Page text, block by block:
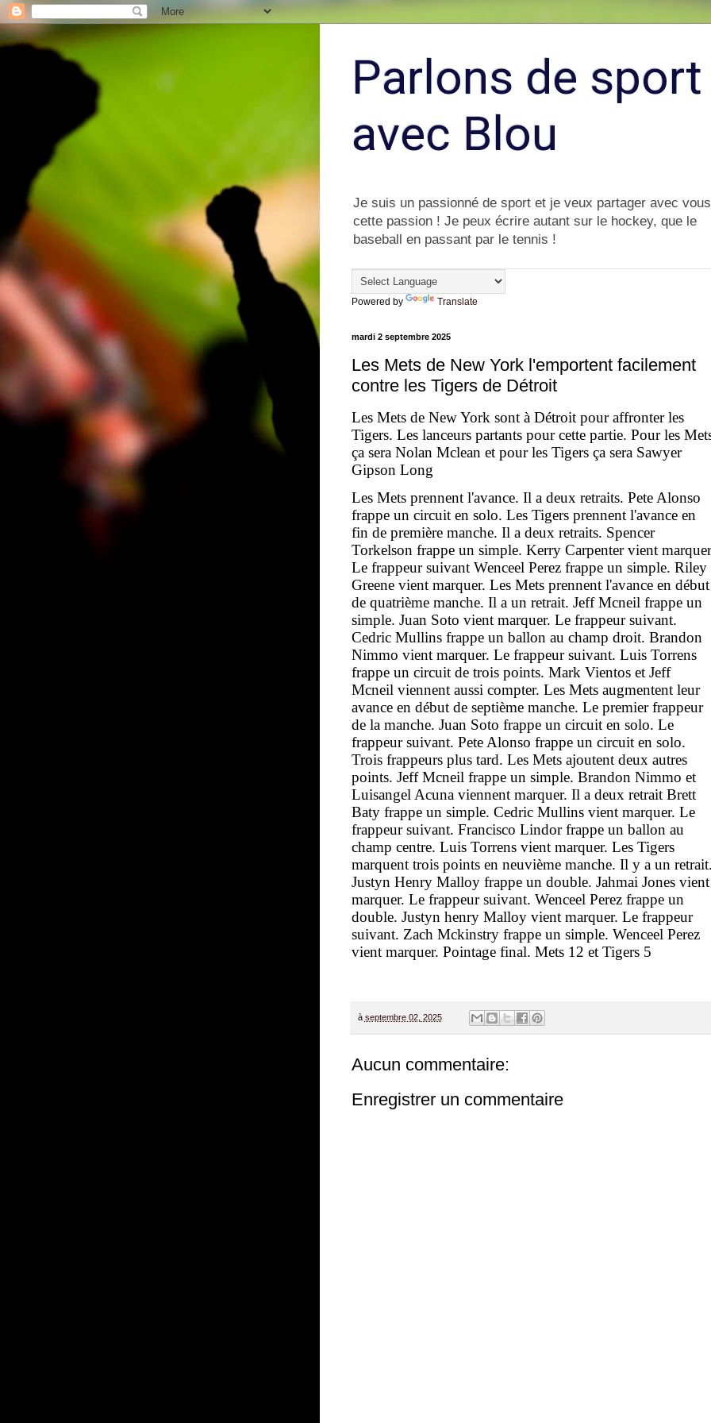
Parlons de sport
avec Blou
Je suis un passionné de sport et je veux partager avec vous
cette passion ! Je peux écrire autant sur le hockey, que le
baseball en passant par le tennis !
Powered by Translate
mardi 2 septembre 2025
Les Mets de New York l'emportent facilement
contre les Tigers de Détroit
Les Mets de New York sont à Détroit pour affronter les
Tigers. Les lanceurs partants pour cette partie. Pour les
ça sera Nolan Mclean et pour les Tigers ça sera Sawyer
Gipson Long
Les Mets prennent l'avance. Il a deux retraits. Pete Alonso
frappe un circuit en solo. Les Tigers prennent l'avance en
fin de première manche. Il a deux retraits. Spencer
Torkelson frappe un simple. Kerry Carpenter vient
Le frappeur suivant Wenceel Perez frappe un simple. Riley
Greene vient marquer. Les Mets prennent l'avance en début
de quatrième manche. Il a un retrait. Jeff Mcneil frappe un
simple. Juan Soto vient marquer. Le frappeur suivant.
Cedric Mullins frappe un ballon au champ droit. Brandon
Nimmo vient marquer. Le frappeur suivant. Luis Torrens
frappe un circuit de trois points. Mark Vientos et Jeff
Mcneil viennent aussi compter. Les Mets augmentent leur
avance en début de septième manche. Le premier frappeur
de la manche. Juan Soto frappe un circuit en solo. Le
frappeur suivant. Pete Alonso frappe un circuit en solo.
Trois frappeurs plus tard. Les Mets ajoutent deux autres
points. Jeff Mcneil frappe un simple. Brandon Nimmo et
Luisangel Acuna viennent marquer. Il a deux retrait Brett
Baty frappe un simple. Cedric Mullins vient marquer. Le
frappeur suivant. Francisco Lindor frappe un ballon au
champ centre. Luis Torrens vient marquer. Les Tigers
marquent trois points en neuvième manche. Il y a un
Justyn Henry Malloy frappe un double. Jahmai Jones vient
marquer. Le frappeur suivant. Wenceel Perez frappe un
double. Justyn henry Malloy vient marquer. Le frappeur
suivant. Zach Mckinstry frappe un simple. Wenceel Perez
vient marquer. Pointage final. Mets 12 et Tigers 5
à septembre 02, 2025
Aucun commentaire:
Enregistrer un commentaire